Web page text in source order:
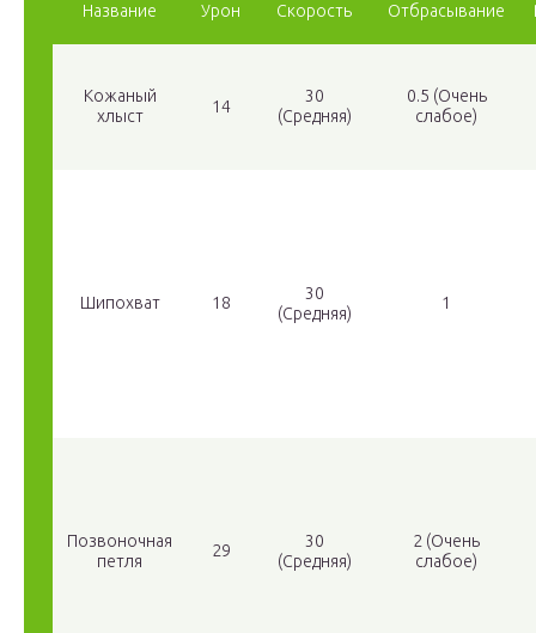
Название Урон Скорость Отбрасывание
Кожаный
хлыст
14
30
(Средняя)
0.5 (Очень
слабое)
Шипохват 18
30
(Средняя)
1
Позвоночная
петля
29
30
(Средняя)
2 (Очень
слабое)